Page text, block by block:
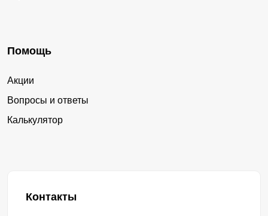
Помощь
Акции
Вопросы и ответы
Калькулятор
Контакты